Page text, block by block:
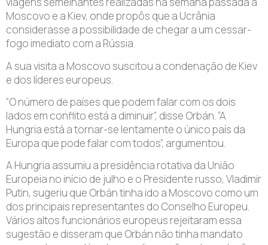
Moscovo e a Kiev, onde propôs que a Ucrânia
considerasse a possibilidade de chegar a um cessar-
fogo imediato com a Rússia.
A sua visita a Moscovo suscitou a condenação de Kiev
e dos líderes europeus.
“O número de países que podem falar com os dois
lados em conflito está a diminuir”, disse Orbán. “A
Hungria está a tornar-se lentamente o único país da
Europa que pode falar com todos”, argumentou.
A Hungria assumiu a presidência rotativa da União
Europeia no início de julho e o Presidente russo, Vladimir
Putin, sugeriu que Orbán tinha ido a Moscovo como um
dos principais representantes do Conselho Europeu.
Vários altos funcionários europeus rejeitaram essa
sugestão e disseram que Orbán não tinha mandato